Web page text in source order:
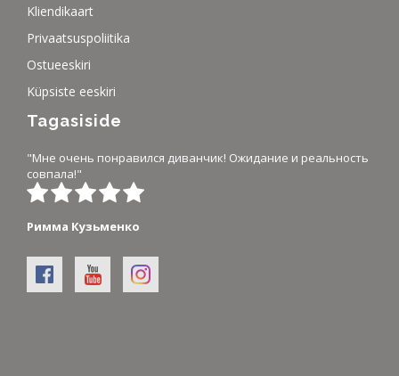
Kliendikaart
Privaatsuspoliitika
Ostueeskiri
Küpsiste eeskiri
Tagasiside
"Мне очень понравился диванчик! Ожидание и реальность
совпала!"
Римма Кузьменко